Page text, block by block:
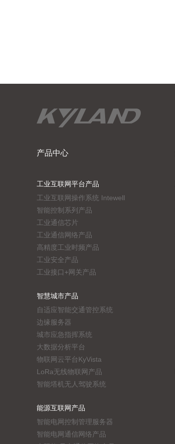
产品中心
工业互联网平台产品
工业互联网操作系统 Intewell
智能控制系列产品
工业通信芯片
工业通信网络产品
高精度工业时频产品
工业安全产品
工业接口+网关产品
智慧城市产品
自适应智能交通管控系统
边缘服务器
城市应急指挥系统
大数据分析平台
物联网云平台KyVista
LoRa无线物联网产品
智能塔机无人驾驶系统
能源互联网产品
智能电网控制管理服务器
智能电网通信网络产品